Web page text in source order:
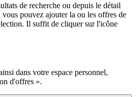
de recherche ou depuis le détail
pouvez ajouter la ou les offres de
Il suffit de cliquer sur l'icône
dans votre espace personnel,
d'offres ».